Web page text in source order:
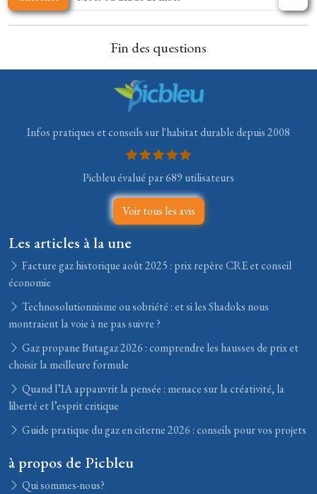
Fin des questions
Infos pratiques et conseils sur l'habitat durable depuis 2008
Picbleu évalué par 689 utilisateurs
Voir tous les avis
Les articles à la une
Facture gaz historique août 2025 : prix repère CRE et conseil
économie
Technosolutionnisme ou sobriété : et si les Shadoks nous
montraient la voie à ne pas suivre ?
Gaz propane Butagaz 2026 : comprendre les hausses de prix et
choisir la meilleure formule
Quand l’IA appauvrit la pensée : menace sur la créativité, la
liberté et l’esprit critique
Guide pratique du gaz en citerne 2026 : conseils pour vos projets
à propos de Picbleu
Qui sommes-nous?